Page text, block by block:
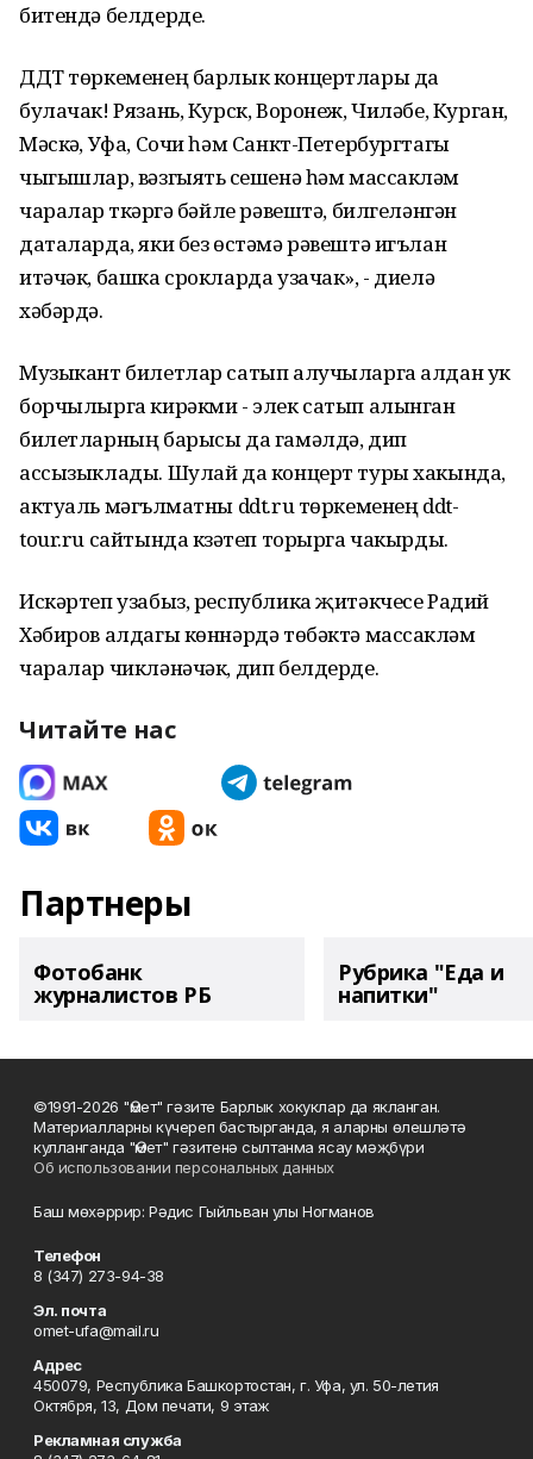
битендә белдерде.
ДДТ төркеменең барлык концертлары да
булачак! Рязань, Курск, Воронеж, Чиләбе, Курган,
Мәскәү, Уфа, Сочи һәм Санкт-Петербургтагы
чыгышлар, вәзгыять үсешенә һәм массакүләм
чаралар үткәрүгә бәйле рәвештә, билгеләнгән
даталарда, яки без өстәмә рәвештә игълан
итәчәк, башка срокларда узачак», - диелә
хәбәрдә.
Музыкант билетлар сатып алучыларга алдан ук
борчылырга кирәкми - элек сатып алынган
билетларның барысы да гамәлдә, дип
ассызыклады. Шулай да концерт туры хакында,
актуаль мәгълүматны ddt.ru төркеменең ddt-
tour.ru сайтында күзәтеп торырга чакырды.
Искәртеп узабыз, республика җитәкчесе Радий
Хәбиров алдагы көннәрдә төбәктә массакүләм
чаралар чикләнәчәк, дип белдерде.
Читайте нас
Партнеры
Фотобанк
журналистов РБ
Рубрика "Еда и
напитки"
©1991-2026 "Өмет" гәзите Барлык хокуклар да якланган.
Материалларны күчереп бастырганда, я аларны өлешләтә
кулланганда "Өмет" гәзитенә сылтанма ясау мәҗбүри
Об использовании персональных данных
Баш мөхәррир: Рәдис Гыйльван улы Ногманов
Телефон
8 (347) 273-94-38
Эл. почта
omet-ufa@mail.ru
Адрес
450079, Республика Башкортостан, г. Уфа, ул. 50-летия
Октября, 13, Дом печати, 9 этаж
Рекламная служба